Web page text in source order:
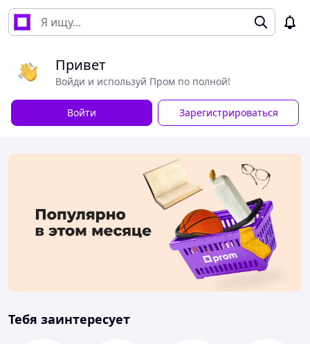
Привет
Войди и используй Пром по полной!
Войти Зарегистрироваться
Тебя заинтересует